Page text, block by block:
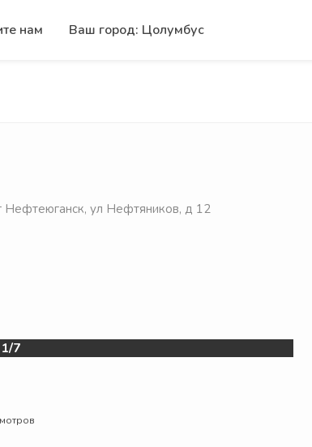
нам Ваш город: Цолумбус
Нефтеюганск, ул Нефтяников, д 12
1/7